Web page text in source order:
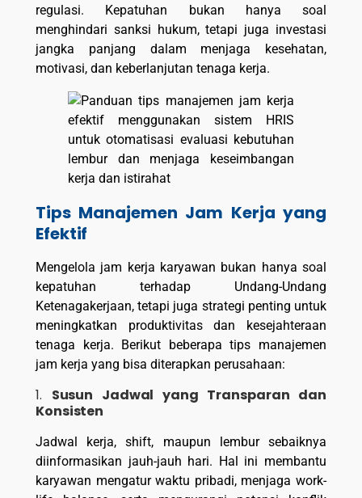
regulasi. Kepatuhan bukan hanya soal
menghindari sanksi hukum, tetapi juga investasi
jangka panjang dalam menjaga kesehatan,
motivasi, dan keberlanjutan tenaga kerja.
Tips Manajemen Jam Kerja yang
Efektif
Mengelola jam kerja karyawan bukan hanya soal
kepatuhan terhadap Undang-Undang
Ketenagakerjaan, tetapi juga strategi penting untuk
meningkatkan produktivitas dan kesejahteraan
tenaga kerja. Berikut beberapa tips manajemen
jam kerja yang bisa diterapkan perusahaan:
1. Susun Jadwal yang Transparan dan
Konsisten
Jadwal kerja, shift, maupun lembur sebaiknya
diinformasikan jauh-jauh hari. Hal ini membantu
karyawan mengatur waktu pribadi, menjaga work-